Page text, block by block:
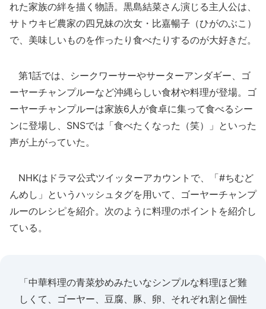
れた家族の絆を描く物語。黒島結菜さん演じる主人公は、
サトウキビ農家の四兄妹の次女・比嘉暢子（ひがのぶこ）
で、美味しいものを作ったり食べたりするのが大好きだ。
第1話では、シークワーサーやサーターアンダギー、ゴ
ーヤーチャンプルーなど沖縄らしい食材や料理が登場。ゴ
ーヤーチャンプルーは家族6人が食卓に集って食べるシー
ンに登場し、SNSでは「食べたくなった（笑）」といった
声が上がっていた。
NHKはドラマ公式ツイッターアカウントで、「#ちむど
んめし」というハッシュタグを用いて、ゴーヤーチャンプ
ルーのレシピを紹介。次のように料理のポイントを紹介し
ている。
「中華料理の青菜炒めみたいなシンプルな料理ほど難
しくて、ゴーヤー、豆腐、豚、卵、それぞれ割と個性